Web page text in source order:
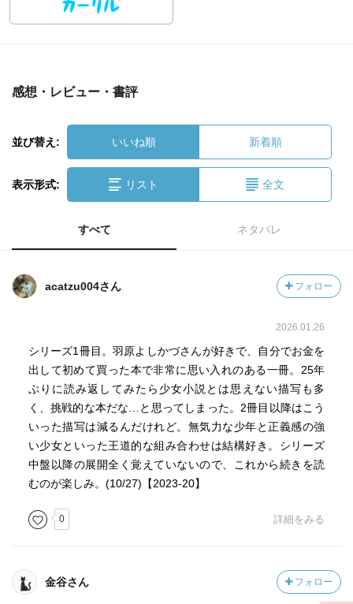
感想・レビュー・書評
並び替え: いいね順 新着順
表示形式: リスト 全文
すべて ネタバレ
acatzu004さん フォロー
2026.01.26
シリーズ1冊目。羽原よしかづさんが好きで、自分でお金を
出して初めて買った本で非常に思い入れのある一冊。25年
ぶりに読み返してみたら少女小説とは思えない描写も多
く、挑戦的な本だな…と思ってしまった。2冊目以降はこう
いった描写は減るんだけれど。無気力な少年と正義感の強
い少女といった王道的な組み合わせは結構好き。シリーズ
中盤以降の展開全く覚えていないので、これから続きを読
むのが楽しみ。(10/27)【2023-20】
0 詳細をみる
金谷さん フォロー